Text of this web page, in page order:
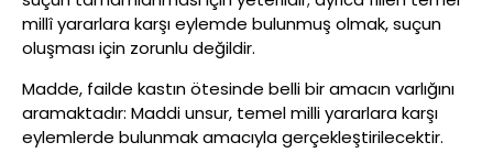
millî yararlara karşı eylemde bulunmuş olmak, suçun
oluşması için zorunlu değildir.
Madde, failde kastın ötesinde belli bir amacın varlığını
aramaktadır: Maddi unsur, temel milli yararlara karşı
eylemlerde bulunmak amacıyla gerçekleştirilecektir.